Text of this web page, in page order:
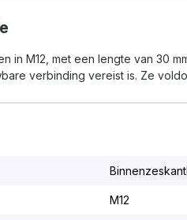
in M12, met een lengte van 30
verbinding vereist is. Ze
M12